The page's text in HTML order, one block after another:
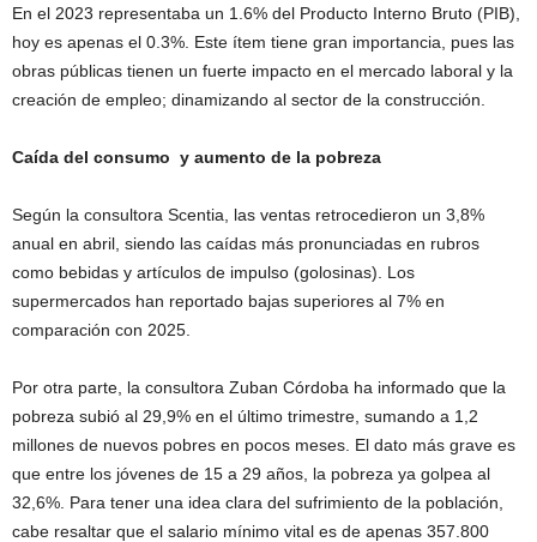
En el 2023 representaba un 1.6% del Producto Interno Bruto (PIB),
hoy es apenas el 0.3%. Este ítem tiene gran importancia, pues las
obras públicas tienen un fuerte impacto en el mercado laboral y la
creación de empleo; dinamizando al sector de la construcción.
Caída del consumo y aumento de la pobreza
Según la consultora Scentia, las ventas retrocedieron un 3,8%
anual en abril, siendo las caídas más pronunciadas en rubros
como bebidas y artículos de impulso (golosinas). Los
supermercados han reportado bajas superiores al 7% en
comparación con 2025.
Por otra parte, la consultora Zuban Córdoba ha informado que la
pobreza subió al 29,9% en el último trimestre, sumando a 1,2
millones de nuevos pobres en pocos meses. El dato más grave es
que entre los jóvenes de 15 a 29 años, la pobreza ya golpea al
32,6%. Para tener una idea clara del sufrimiento de la población,
cabe resaltar que el salario mínimo vital es de apenas 357.800